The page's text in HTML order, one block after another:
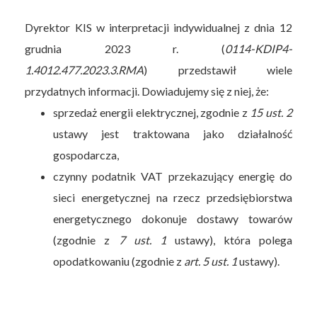
Dyrektor KIS w interpretacji indywidualnej z dnia 12
grudnia 2023 r. (0114-KDIP4-
1.4012.477.2023.3.RMA) przedstawił wiele
przydatnych informacji. Dowiadujemy się z niej, że:
sprzedaż energii elektrycznej, zgodnie z 15 ust. 2
ustawy jest traktowana jako działalność
gospodarcza,
czynny podatnik VAT przekazujący energię do
sieci energetycznej na rzecz przedsiębiorstwa
energetycznego dokonuje dostawy towarów
(zgodnie z
7 ust. 1ustawy), która polega
opodatkowaniu (zgodnie z art. 5 ust. 1ustawy).